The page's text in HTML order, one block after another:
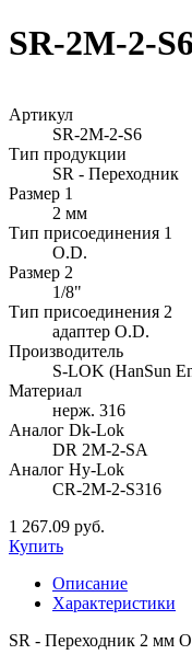
SR-2M-2-S6
Артикул
SR-2M-2-S6
Тип продукции
SR - Переходник
Размер 1
2 мм
Тип присоединения 1
O.D.
Размер 2
1/8"
Тип присоединения 2
адаптер O.D.
Производитель
S-LOK (HanSun
Материал
нерж. 316
Аналог Dk-Lok
DR 2M-2-SA
Аналог Hy-Lok
CR-2M-2-S316
1 267.09 руб.
Купить
Описание
Характеристики
SR - Переходник 2 мм